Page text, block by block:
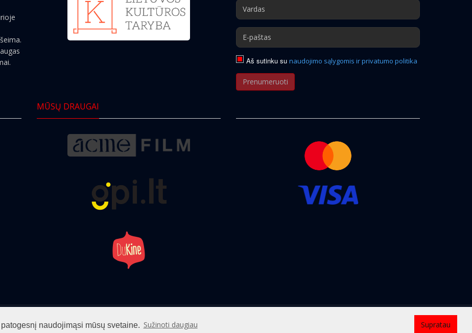
naudojimąsi mūsų svetaine. Sužinoti daugiau Supratau
Aš sutinku su naudojimo sąlygomis ir privatumo politika
Prenumeruoti
MŪSŲ DRAUGAI
info@cinemaclub.lt